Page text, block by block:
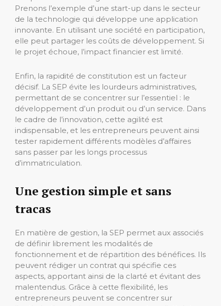
Prenons l’exemple d’une start-up dans le secteur
de la technologie qui développe une application
innovante. En utilisant une société en participation,
elle peut partager les coûts de développement. Si
le projet échoue, l’impact financier est limité.
Enfin, la rapidité de constitution est un facteur
décisif. La SEP évite les lourdeurs administratives,
permettant de se concentrer sur l’essentiel : le
développement d’un produit ou d’un service. Dans
le cadre de l’innovation, cette agilité est
indispensable, et les entrepreneurs peuvent ainsi
tester rapidement différents modèles d’affaires
sans passer par les longs processus
d’immatriculation.
Une gestion simple et sans
tracas
En matière de gestion, la SEP permet aux associés
de définir librement les modalités de
fonctionnement et de répartition des bénéfices. Ils
peuvent rédiger un contrat qui spécifie ces
aspects, apportant ainsi de la clarté et évitant des
malentendus. Grâce à cette flexibilité, les
entrepreneurs peuvent se concentrer sur